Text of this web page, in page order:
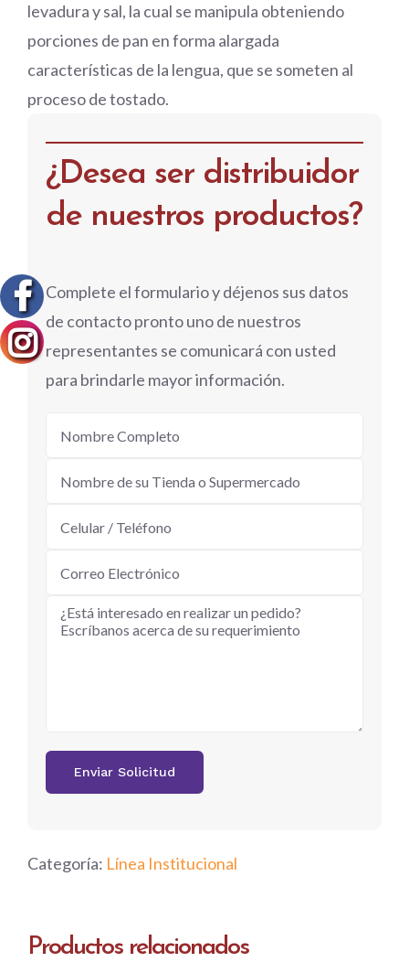
levadura y sal, la cual se manipula obteniendo
porciones de pan en forma alargada
características de la lengua, que se someten al
proceso de tostado.
¿Desea ser distribuidor
de nuestros productos?
Complete el formulario y déjenos sus datos
de contacto pronto uno de nuestros
representantes se comunicará con usted
para brindarle mayor información.
Categoría: Línea Institucional
Productos relacionados